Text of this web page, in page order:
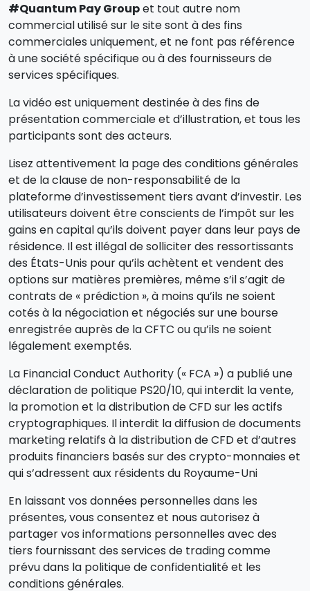
#Quantum Pay Groupet tout autre nom
commercial utilisé sur le site sont à des fins
commerciales uniquement, et ne font pas référence
à une société spécifique ou à des fournisseurs de
services spécifiques.
La vidéo est uniquement destinée à des fins de
présentation commerciale et d’illustration, et tous les
participants sont des acteurs.
Lisez attentivement la page des conditions générales
et de la clause de non-responsabilité de la
plateforme d’investissement tiers avant d’investir. Les
utilisateurs doivent être conscients de l’impôt sur les
gains en capital qu’ils doivent payer dans leur pays de
résidence. Il est illégal de solliciter des ressortissants
des États-Unis pour qu’ils achètent et vendent des
options sur matières premières, même s’il s’agit de
contrats de « prédiction », à moins qu’ils ne soient
cotés à la négociation et négociés sur une bourse
enregistrée auprès de la CFTC ou qu’ils ne soient
légalement exemptés.
La Financial Conduct Authority (« FCA ») a publié une
déclaration de politique PS20/10, qui interdit la vente,
la promotion et la distribution de CFD sur les actifs
cryptographiques. Il interdit la diffusion de documents
marketing relatifs à la distribution de CFD et d’autres
produits financiers basés sur des crypto-monnaies et
qui s’adressent aux résidents du Royaume-Uni
En laissant vos données personnelles dans les
présentes, vous consentez et nous autorisez à
partager vos informations personnelles avec des
tiers fournissant des services de trading comme
prévu dans la politique de confidentialité et les
conditions générales.